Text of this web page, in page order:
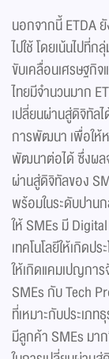
นอกจากนี้ ETDA
ไปใช้ โดยเน้นไปที่
ขับเคลื่อนเศรษฐกิจ
ไทยมีจำนวนมาก
เปลี่ยนผ่านสู่ดิจิทัล
การพัฒนา เพื่อให้
พัฒนาต่อได้ ซึ่งผล
ผ่านสู่ดิจิทัลของ
พร้อมในระดับปาน
ให้ SMEs มี
เทคโนโลยีให้เกิดป
ให้เกิดแคมเปญกา
SMEs กับ Tech
ที่เหมาะกับประเภ
มีลูกค้า SMEs มา